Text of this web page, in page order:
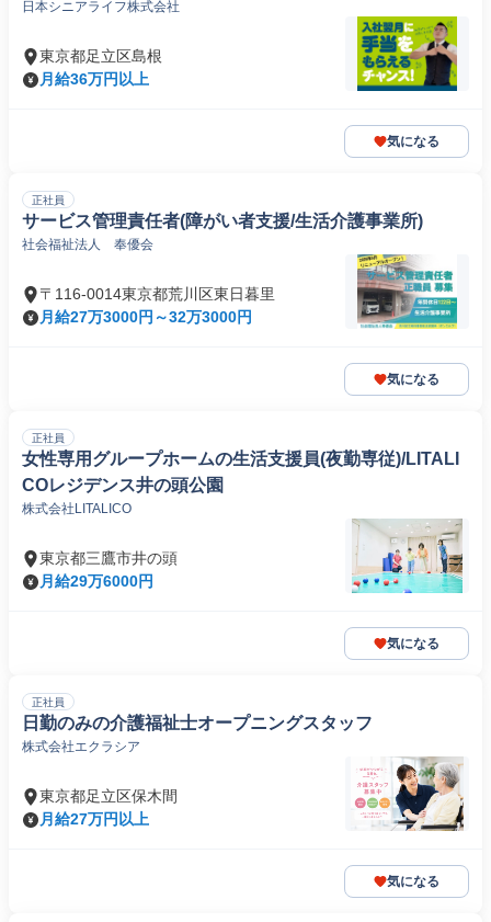
日本シニアライフ株式会社
東京都足立区島根
月給36万円以上
気になる
正社員
サービス管理責任者(障がい者支援/生活介護事業所)
社会福祉法人 奉優会
〒116-0014東京都荒川区東日暮里
月給27万3000円～32万3000円
気になる
正社員
女性専用グループホームの生活支援員(夜勤専従)/LITALI
COレジデンス井の頭公園
株式会社LITALICO
東京都三鷹市井の頭
月給29万6000円
気になる
正社員
日勤のみの介護福祉士オープニングスタッフ
株式会社エクラシア
東京都足立区保木間
月給27万円以上
気になる